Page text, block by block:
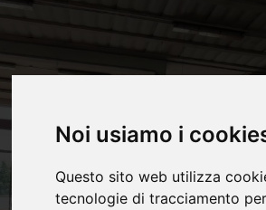
Noi usiamo i
Questo sito web utilizza
tecnologie di tracciamento